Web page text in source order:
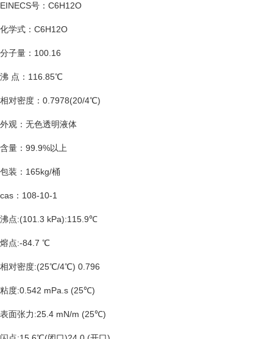
EINECS号： C6H12O
化学式： C6H12O
分子量： 100.16
沸 点： 116.85℃
相对密度： 0.7978(20/4℃)
外观：无色透明液体
含量： 99.9%以上
包装： 165kg/桶
cas ： 108-10-1
沸点:(101.3 kPa):115.9℃
熔点:-84.7 ℃
相对密度:(25℃/4℃) 0.796
粘度:0.542 mPa.s (25℃)
表面张力:25.4 mN/m (25℃)